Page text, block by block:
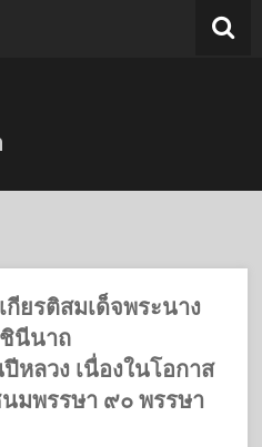
ยรติสมเด็จพระนาง
นีนาถ
ลวง เนื่องในโอกาส
มพรรษา ๙๐ พรรษา